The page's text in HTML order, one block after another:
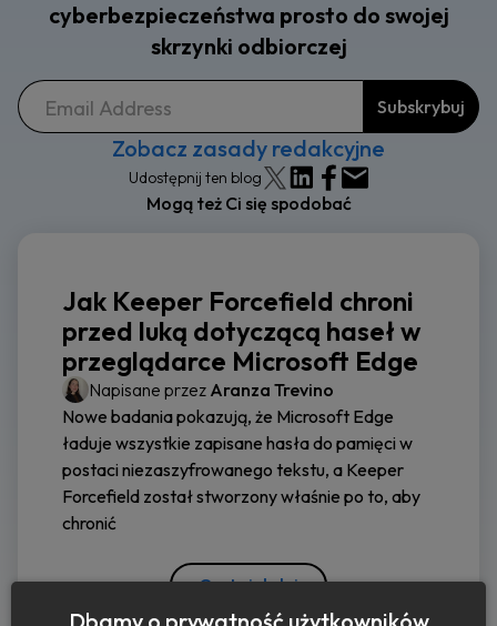
cyberbezpieczeństwa prosto do swojej
skrzynki odbiorczej
Zobacz zasady redakcyjne
Udostępnij ten blog
Mogą też Ci się spodobać
Jak Keeper Forcefield chroni
przed luką dotyczącą haseł w
przeglądarce Microsoft Edge
Napisane przez Aranza Trevino
Nowe badania pokazują, że Microsoft Edge
ładuje wszystkie zapisane hasła do pamięci w
postaci niezaszyfrowanego tekstu, a Keeper
Forcefield został stworzony właśnie po to, aby
chronić
Czytaj dalej